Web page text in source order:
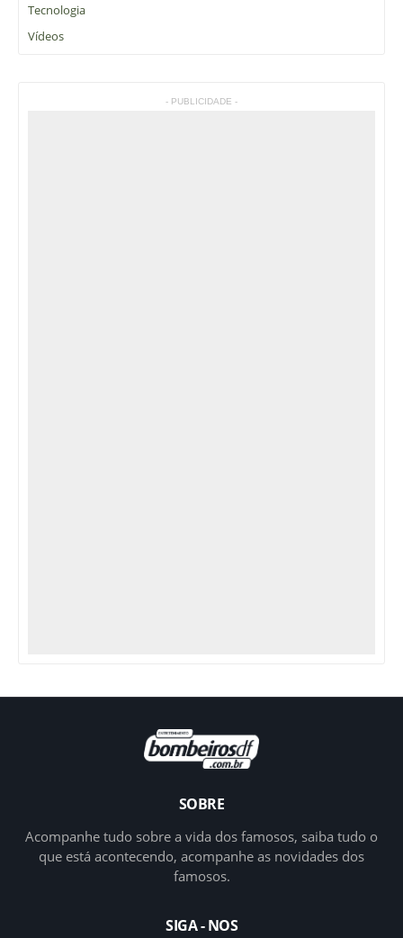
Tecnologia
Vídeos
- PUBLICIDADE -
SOBRE
Acompanhe tudo sobre a vida dos famosos, saiba tudo o
que está acontecendo, acompanhe as novidades dos
famosos.
SIGA - NOS